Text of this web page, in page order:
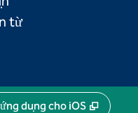
từ
dụng cho iOS , Mở thẻ